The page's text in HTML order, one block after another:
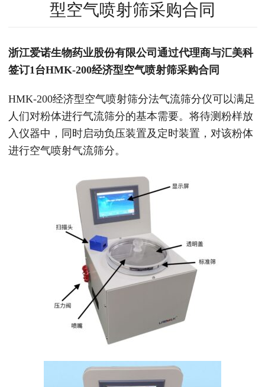
型空气喷射筛采购合同
浙江爱诺生物药业股份有限公司通过代理商与汇美科
签订1台HMK-200经济型空气喷射筛采购合同
HMK-200经济型空气喷射筛分法气流筛分仪可以满足
人们对粉体进行气流筛分的基本需要。将待测粉样放
入仪器中，同时启动负压装置及定时装置，对该粉体
进行空气喷射气流筛分。